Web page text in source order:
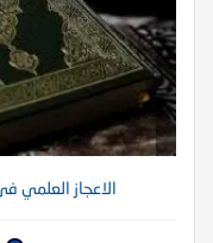
الاعجاز العلمي